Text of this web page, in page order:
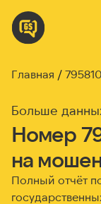
Главная
Больше
Номер
на
Полный отчёт